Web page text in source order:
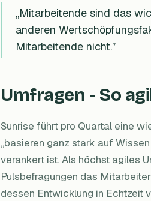
„Mitarbeitende sind das
anderen
Mitarbeitende nicht.”
Umfragen - So
Sunrise führt pro Quartal eine
„basieren ganz stark auf
verankert ist. Als höchst agiles
Pulsbefragungen das
dessen Entwicklung in Echtzeit